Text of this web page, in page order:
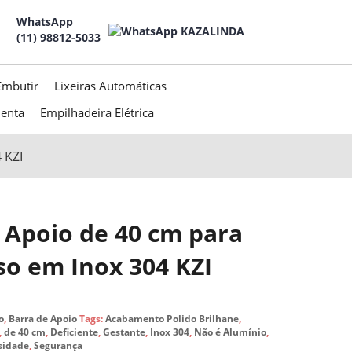
WhatsApp
(11) 98812-5033
Lixeiras Automáticas
Empilhadeira Elétrica
de 40 cm para
em Inox 304 KZI
, Barra de ApoioTags:Acabamento Polido Brilhane,
de 40 cm, Deficiente,Gestante, Inox 304, Não é Alumínio,
,Segurança